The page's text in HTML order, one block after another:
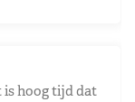
is hoog tijd dat